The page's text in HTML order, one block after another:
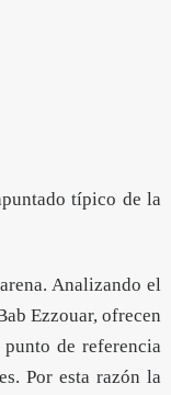
típico de la
Analizando el
Ezzouar, ofrecen
de referencia
Por esta razón la